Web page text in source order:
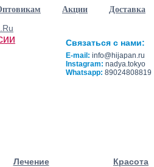
Акции Доставка
Связаться с нами:
E-mail: info@hijapan.ru
Instagram: nadya.tokyo
Whatsapp: 89024808819
Лечение Красота